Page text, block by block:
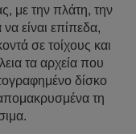
με την πλάτη, την
είναι επίπεδα,
σε τοίχους και
τα αρχεία που
δίσκο
τη